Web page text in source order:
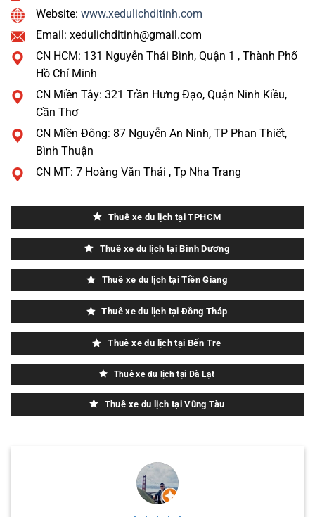
Website: www.xedulichditinh.com
Email: xedulichditinh@gmail.com
CN HCM: 131 Nguyễn Thái Bình, Quận 1 , Thành Phố
Hồ Chí Minh
CN Miền Tây: 321 Trần Hưng Đạo, Quận Ninh Kiều,
Cần Thơ
CN Miền Đông: 87 Nguyễn An Ninh, TP Phan Thiết,
Bình Thuận
CN MT: 7 Hoàng Văn Thái , Tp Nha Trang
Thuê xe du lịch tại TPHCM
Thuê xe du lịch tại Bình Dương
Thuê xe du lịch tại Tiền Giang
Thuê xe du lịch tại Đồng Tháp
Thuê xe du lịch tại Bến Tre
Thuê xe du lịch tại Đà Lạt
Thuê xe du lịch tại Vũng Tàu